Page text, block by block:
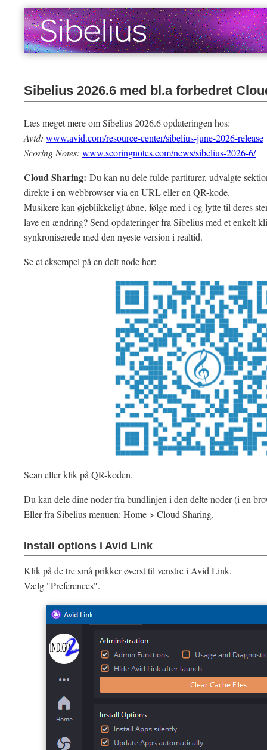
Sibelius 2026.6 med bl.a forbedret
Læs meget mere om Sibelius 2026.6 opdateringen hos:
Avid: www.avid.com/resource-center/sibelius-june-2026-release
Scoring Notes: www.scoringnotes.com/news/sibelius-2026-6/
Cloud Sharing: Du kan nu dele fulde partiturer, udvalgte
direkte i en webbrowser via en URL eller en QR-kode.
Musikere kan øjeblikkeligt åbne, følge med i og lytte til deres
lave en ændring? Send opdateringer fra Sibelius med et enkelt
synkroniserede med den nyeste version i realtid.
Se et eksempel på en delt node her:
Scan eller klik på QR-koden.
Du kan dele dine noder fra bundlinjen i den delte noder (i en
Eller fra Sibelius menuen: Home > Cloud Sharing.
Install options i Avid Link
Klik på de tre små prikker øverst til venstre i Avid Link.
Vælg "Preferences".